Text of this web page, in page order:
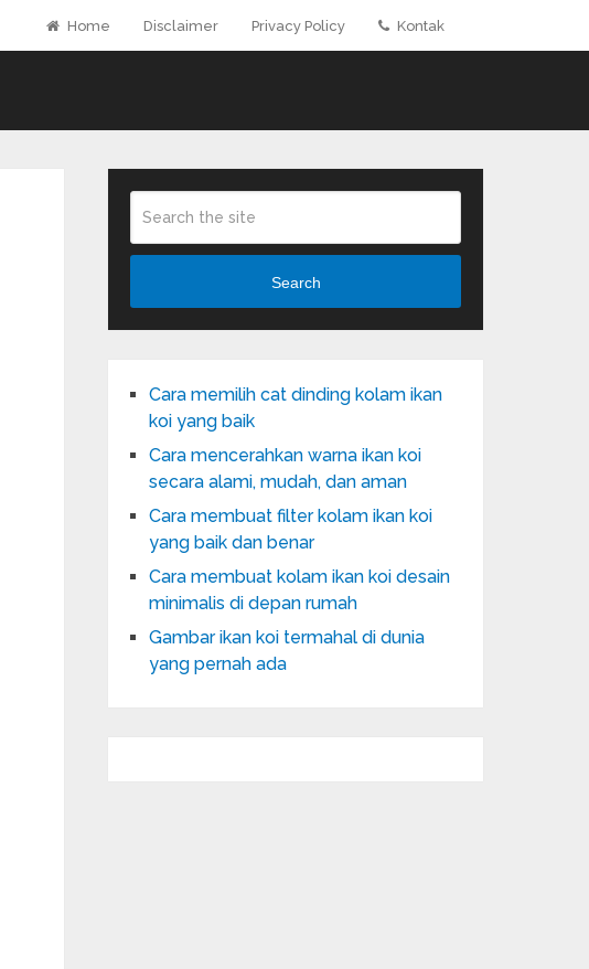
Home Disclaimer Privacy Policy Kontak
Search
Cara memilih cat dinding kolam ikan
koi yang baik
Cara mencerahkan warna ikan koi
secara alami, mudah, dan aman
Cara membuat filter kolam ikan koi
yang baik dan benar
Cara membuat kolam ikan koi desain
minimalis di depan rumah
Gambar ikan koi termahal di dunia
yang pernah ada